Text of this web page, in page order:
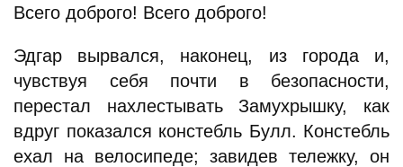
Всего доброго! Всего доброго!
Эдгар вырвался, наконец, из города и,
чувствуя себя почти в безопасности,
перестал нахлестывать Замухрышку, как
вдруг показался констебль Булл. Констебль
ехал на велосипеде; завидев тележку, он